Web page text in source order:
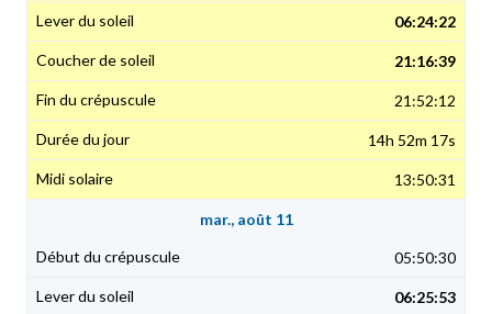
06:24:22
21:16:39
21:52:12
14h 52m 17s
13:50:31
mar., août 11
05:50:30
06:25:53